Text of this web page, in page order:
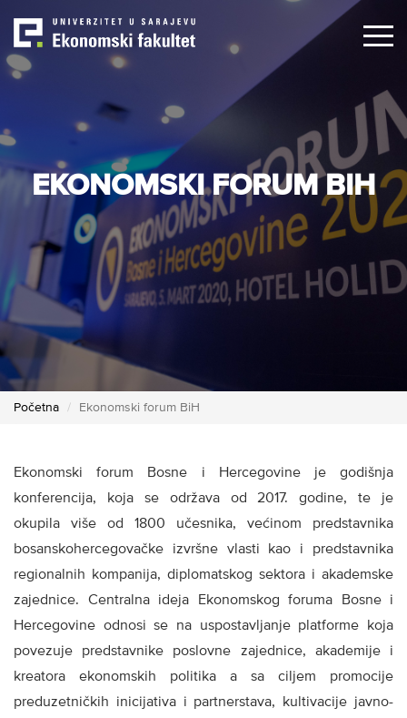
main
content
EKONOMSKI FORUM BIH
Početna Ekonomski forum BiH
Ekonomski forum Bosne i Hercegovine je godišnja
konferencija, koja se održava od 2017. godine, te je
okupila više od 1800 učesnika, većinom predstavnika
bosanskohercegovačke izvršne vlasti kao i predstavnika
regionalnih kompanija, diplomatskog sektora i akademske
zajednice. Centralna ideja Ekonomskog foruma Bosne i
Hercegovine odnosi se na uspostavljanje platforme koja
povezuje predstavnike poslovne zajednice, akademije i
kreatora ekonomskih politika a sa ciljem promocije
preduzetničkih inicijativa i partnerstava, kultivacije javno-